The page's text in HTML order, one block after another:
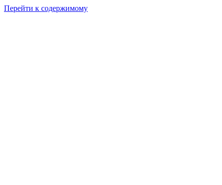
Перейти к содержимому